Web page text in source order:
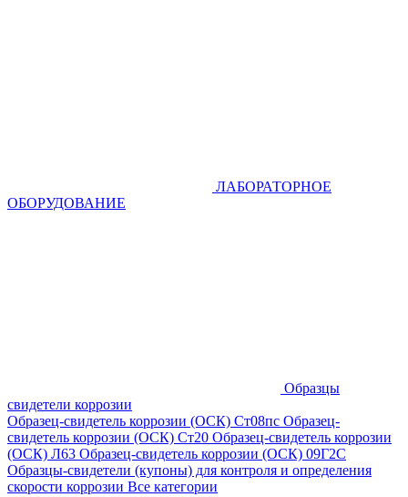
ЛАБОРАТОРНОЕ
ОБОРУДОВАНИЕ
Образцы
свидетели коррозии
Образец-свидетель коррозии (ОСК) Ст08пс Образец-
свидетель коррозии (ОСК) Ст20 Образец-свидетель коррозии
(ОСК) Л63 Образец-свидетель коррозии (ОСК) 09Г2С
Образцы-свидетели (купоны) для контроля и определения
скорости коррозии Все категории